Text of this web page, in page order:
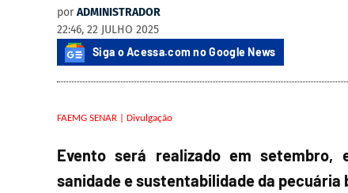
por ADMINISTRADOR
22:46, 22 JULHO 2025
Siga o Acessa.com no Google News
FAEMG SENAR | Divulgação
Evento será realizado em setembro,
sanidade e sustentabilidade da pecuária